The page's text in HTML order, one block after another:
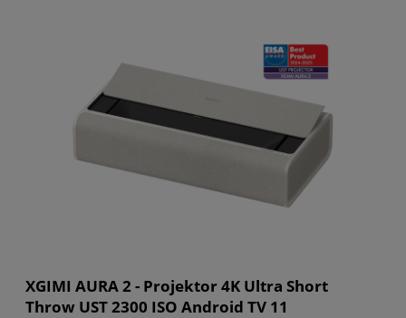
XGIMI AURA 2 - Projektor 4K Ultra Short
Throw UST 2300 ISO Android TV 11